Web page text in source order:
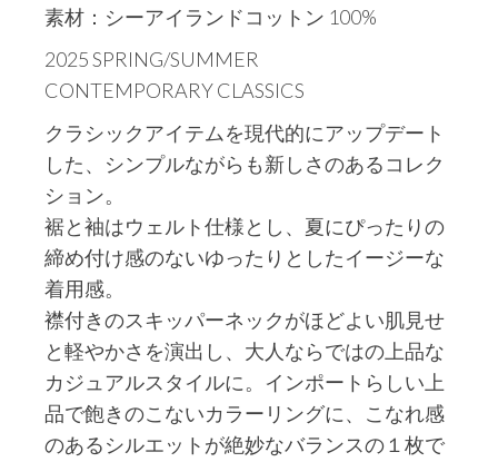
素材：シーアイランドコットン 100%
2025 SPRING/SUMMER
CONTEMPORARY CLASSICS
クラシックアイテムを現代的にアップデート
した、シンプルながらも新しさのあるコレク
ション。
裾と袖はウェルト仕様とし、夏にぴったりの
締め付け感のないゆったりとしたイージーな
着用感。
襟付きのスキッパーネックがほどよい肌見せ
と軽やかさを演出し、大人ならではの上品な
カジュアルスタイルに。インポートらしい上
品で飽きのこないカラーリングに、こなれ感
のあるシルエットが絶妙なバランスの１枚で